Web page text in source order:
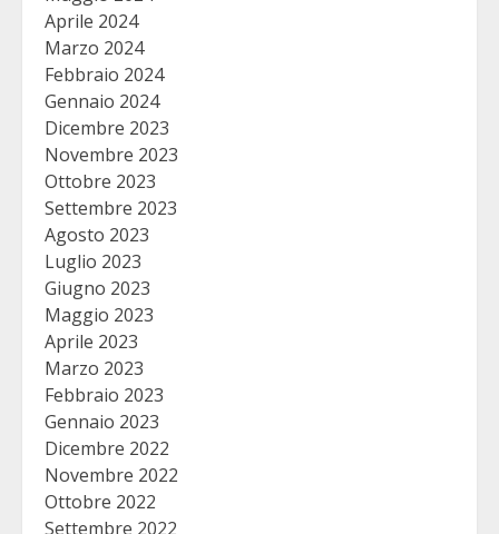
Aprile 2024
Marzo 2024
Febbraio 2024
Gennaio 2024
Dicembre 2023
Novembre 2023
Ottobre 2023
Settembre 2023
Agosto 2023
Luglio 2023
Giugno 2023
Maggio 2023
Aprile 2023
Marzo 2023
Febbraio 2023
Gennaio 2023
Dicembre 2022
Novembre 2022
Ottobre 2022
Settembre 2022